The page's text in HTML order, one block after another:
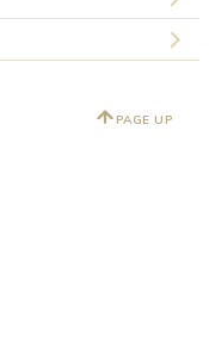
PAGE UP